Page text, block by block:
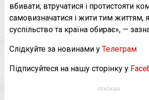
вбивати, втручатися і протистояти
самовизначатися і жити тим життям,
суспільство та країна обирає», —
Слідкуйте за новинами у Телеграм
Підписуйтеся на нашу сторінку у
РЕКЛАМА: